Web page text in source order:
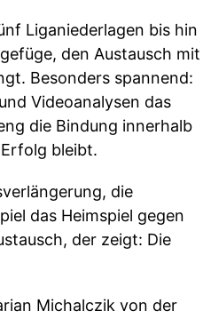
Liganiederlagen bis hin
den Austausch mit
Besonders spannend:
Videoanalysen das
die Bindung innerhalb
bleibt.
die
das Heimspiel gegen
der zeigt: Die
Michalczik von der